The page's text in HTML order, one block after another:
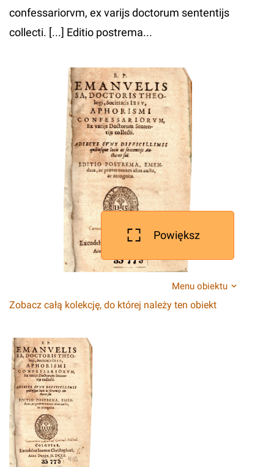
confessariorvm, ex varijs doctorum sententijs
collecti. [...] Editio postrema...
Powiększ
Menu obiektu
Zobacz całą kolekcję, do której należy ten obiekt